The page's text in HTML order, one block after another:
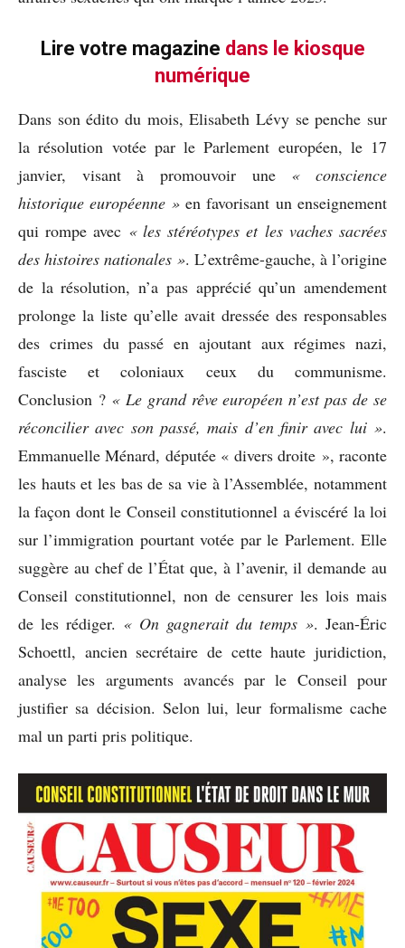
Lire votre magazine dans le kiosque
numérique
Dans son édito du mois, Elisabeth Lévy se penche sur
la résolution votée par le Parlement européen, le 17
janvier, visant à promouvoir une « conscience
historique européenne »en favorisant un enseignement
qui rompe avec « les stéréotypes et les vaches sacrées
des histoires nationales ». L’extrême-gauche, à l’origine
de la résolution, n’a pas apprécié qu’un amendement
prolonge la liste qu’elle avait dressée des responsables
des crimes du passé en ajoutant aux régimes nazi,
fasciste et coloniaux ceux du communisme.
Conclusion ? « Le grand rêve européen n’est pas de se
réconcilier avec son passé, mais d’en finir avec lui ».
Emmanuelle Ménard, députée « divers droite », raconte
les hauts et les bas de sa vie à l’Assemblée, notamment
la façon dont le Conseil constitutionnel a éviscéré la loi
sur l’immigration pourtant votée par le Parlement. Elle
suggère au chef de l’État que, à l’avenir, il demande au
Conseil constitutionnel, non de censurer les lois mais
de les rédiger. « On gagnerait du temps ». Jean-Éric
Schoettl, ancien secrétaire de cette haute juridiction,
analyse les arguments avancés par le Conseil pour
justifier sa décision. Selon lui, leur formalisme cache
mal un parti pris politique.